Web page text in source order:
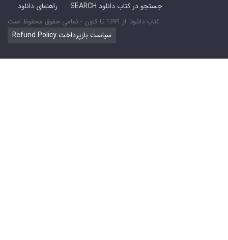
راهنمای دانلود
SEARCH جستجو در کتاب دانلود
کتاب دانلود: از 1391 تا کنون - تمامی حقوق محفوظ است
Refund Policy سیاست بازپرداخت